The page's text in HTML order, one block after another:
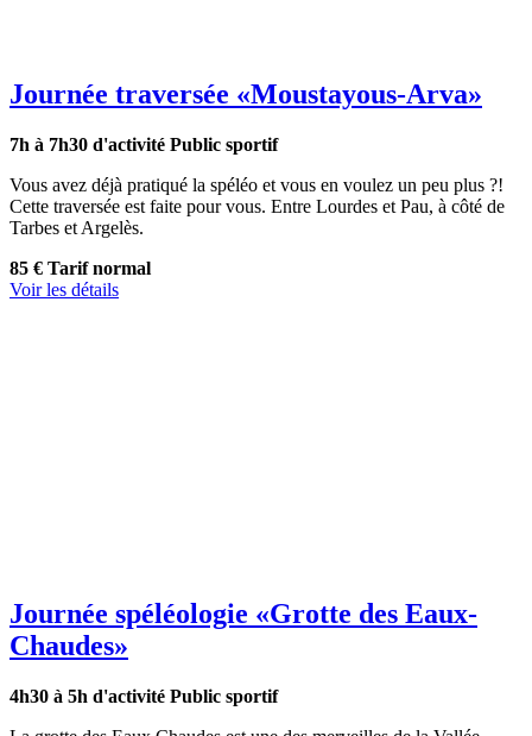
Journée traversée «Moustayous-Arva»
7h à 7h30 d'activité Public sportif
Vous avez déjà pratiqué la spéléo et vous en voulez un peu plus ?!
Cette traversée est faite pour vous. Entre Lourdes et Pau, à côté de
Tarbes et Argelès.
85 € Tarif normal
Voir les détails
Journée spéléologie «Grotte des Eaux-
Chaudes»
4h30 à 5h d'activité Public sportif